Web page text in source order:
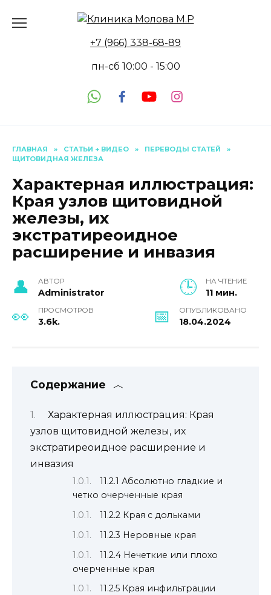
+7 (966) 338-68-89
пн-сб 10:00 - 15:00
ГЛАВНАЯ » СТАТЬИ + ВИДЕО » ПЕРЕВОДЫ СТАТЕЙ
»
ЩИТОВИДНАЯ ЖЕЛЕЗА
Характерная иллюстрация:
Края узлов щитовидной
железы, их
экстратиреоидное
расширение и инвазия
АВТОР
Administrator
НА ЧТЕНИЕ
11 мин.
ПРОСМОТРОВ
3.6k.
ОПУБЛИКОВАНО
18.04.2024
Содержание
Характерная иллюстрация: Края
узлов щитовидной железы, их
экстратиреоидное расширение и
инвазия
11.2.1 Абсолютно гладкие и
четко очерченные края
11.2.2 Края с дольками
11.2.3 Неровные края
11.2.4 Нечеткие или плохо
очерченные края
11.2.5 Края инфильтрации